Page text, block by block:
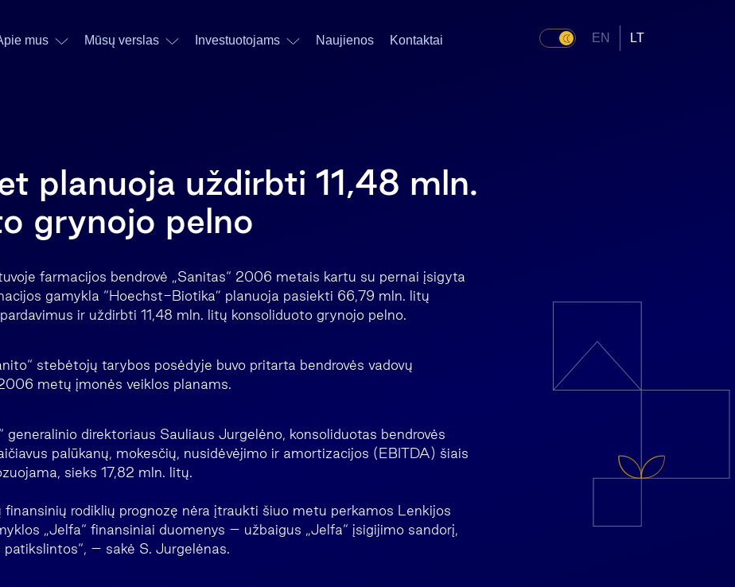
mus Mūsų verslas Investuotojams Naujienos Kontaktai EN LT
planuoja uždirbti 11,48 mln.
grynojo pelno
farmacijos bendrovė „Sanitas“ 2006 metais kartu su pernai įsigyta
gamykla “Hoechst-Biotika” planuoja pasiekti 66,79 mln. litų
ir uždirbti 11,48 mln. litų konsoliduoto grynojo pelno.
stebėtojų tarybos posėdyje buvo pritarta bendrovės vadovų
metų įmonės veiklos planams.
generalinio direktoriaus Sauliaus Jurgelėno, konsoliduotas bendrovės
palūkanų, mokesčių, nusidėvėjimo ir amortizacijos (EBITDA) šiais
sieks 17,82 mln. litų.
finansinių rodiklių prognozę nėra įtraukti šiuo metu perkamos Lenkijos
„Jelfa“ finansiniai duomenys – užbaigus „Jelfa“ įsigijimo sandorį,
patikslintos“, – sakė S. Jurgelėnas.